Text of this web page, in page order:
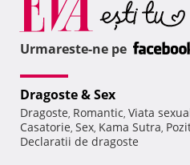
Urmareste-ne pe
Dragoste & Sex
Dragoste, Romantic, Viata
Casatorie, Sex, Kama Sutra,
Declaratii de dragoste